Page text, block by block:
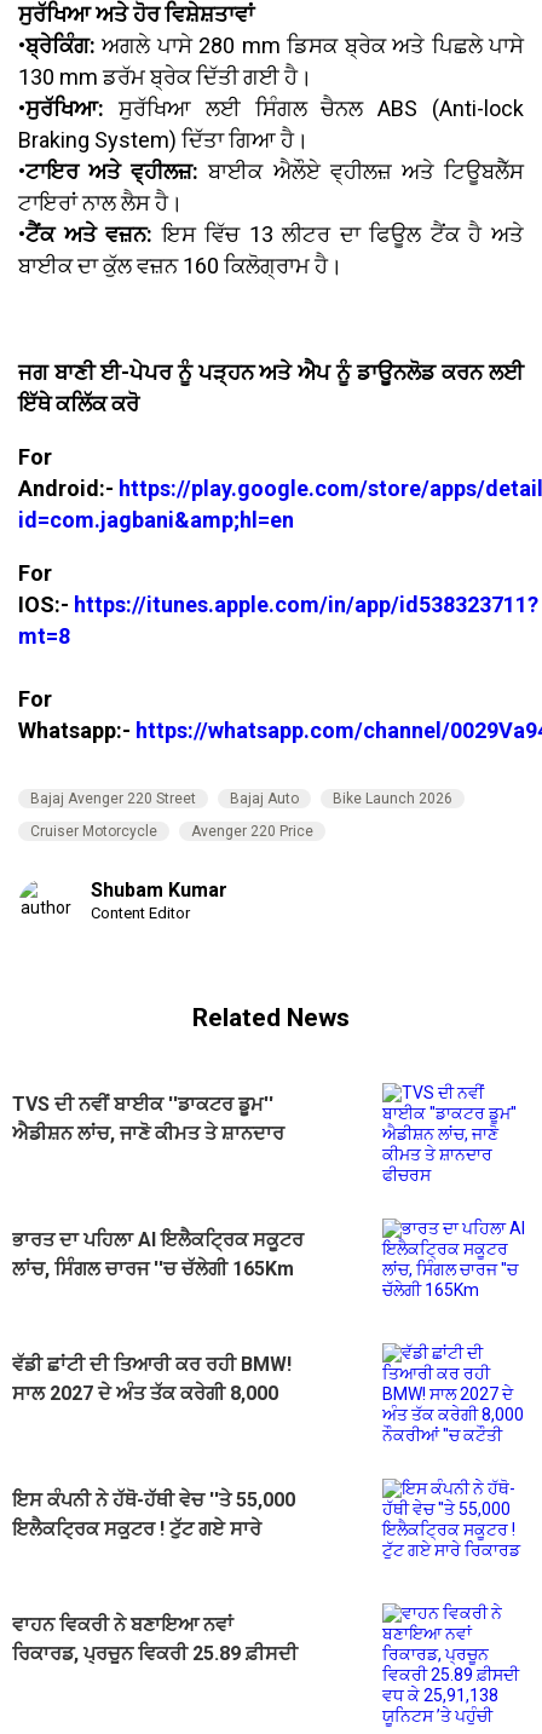
ਸੁਰੱਖਿਆ ਅਤੇ ਹੋਰ ਵਿਸ਼ੇਸ਼ਤਾਵਾਂ
•ਬ੍ਰੇਕਿੰਗ: ਅਗਲੇ ਪਾਸੇ 280 mm ਡਿਸਕ ਬ੍ਰੇਕ ਅਤੇ ਪਿਛਲੇ ਪਾਸੇ
130 mm ਡਰੱਮ ਬ੍ਰੇਕ ਦਿੱਤੀ ਗਈ ਹੈ।
•ਸੁਰੱਖਿਆ: ਸੁਰੱਖਿਆ ਲਈ ਸਿੰਗਲ ਚੈਨਲ ABS (Anti-lock
Braking System) ਦਿੱਤਾ ਗਿਆ ਹੈ।
•ਟਾਇਰ ਅਤੇ ਵ੍ਹੀਲਜ਼: ਬਾਈਕ ਐਲੌਏ ਵ੍ਹੀਲਜ਼ ਅਤੇ ਟਿਊਬਲੈੱਸ
ਟਾਇਰਾਂ ਨਾਲ ਲੈਸ ਹੈ।
•ਟੈਂਕ ਅਤੇ ਵਜ਼ਨ: ਇਸ ਵਿੱਚ 13 ਲੀਟਰ ਦਾ ਫਿਊਲ ਟੈਂਕ ਹੈ ਅਤੇ
ਬਾਈਕ ਦਾ ਕੁੱਲ ਵਜ਼ਨ 160 ਕਿਲੋਗ੍ਰਾਮ ਹੈ।
ਜਗ ਬਾਣੀ ਈ-ਪੇਪਰ ਨੂੰ ਪੜ੍ਹਨ ਅਤੇ ਐਪ ਨੂੰ ਡਾਊਨਲੋਡ ਕਰਨ ਲਈ
ਇੱਥੇ ਕਲਿੱਕ ਕਰੋ
For
Android:- https://play.google.com/store/apps/
id=com.jagbani&amp;hl=en
For
IOS:- https://itunes.apple.com/in/app/id538323711?
mt=8
For
Whatsapp:- https://whatsapp.com/channel/
Bajaj Avenger 220 Street Bajaj Auto
Bike Launch 2026
Cruiser Motorcycle
Avenger 220 Price
Shubam Kumar
Content Editor
Related News
TVS ਦੀ ਨਵੀਂ ਬਾਈਕ ''ਡਾਕਟਰ ਡੂਮ''
ਐਡੀਸ਼ਨ ਲਾਂਚ, ਜਾਣੋ ਕੀਮਤ ਤੇ ਸ਼ਾਨਦਾਰ
ਭਾਰਤ ਦਾ ਪਹਿਲਾ AI ਇਲੈਕਟ੍ਰਿਕ ਸਕੂਟਰ
ਲਾਂਚ, ਸਿੰਗਲ ਚਾਰਜ ''ਚ ਚੱਲੇਗੀ 165Km
ਵੱਡੀ ਛਾਂਟੀ ਦੀ ਤਿਆਰੀ ਕਰ ਰਹੀ BMW!
ਸਾਲ 2027 ਦੇ ਅੰਤ ਤੱਕ ਕਰੇਗੀ 8,000
ਇਸ ਕੰਪਨੀ ਨੇ ਹੱਥੋ-ਹੱਥੀ ਵੇਚ ''ਤੇ 55,000
ਇਲੈਕਟ੍ਰਿਕ ਸਕੂਟਰ ! ਟੁੱਟ ਗਏ ਸਾਰੇ
ਵਾਹਨ ਵਿਕਰੀ ਨੇ ਬਣਾਇਆ ਨਵਾਂ
ਰਿਕਾਰਡ, ਪ੍ਰਚੂਨ ਵਿਕਰੀ 25.89 ਫ਼ੀਸਦੀ